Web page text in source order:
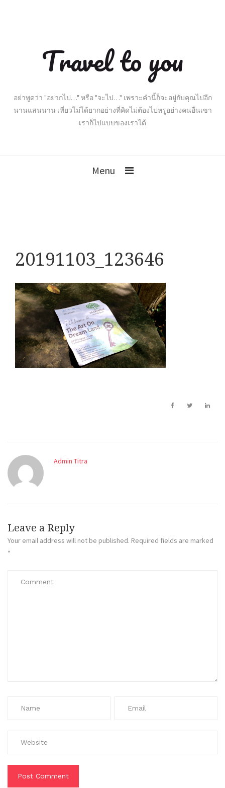
Travel to you
อย่าพูดว่า "อยากไป…" หรือ "จะไป…" เพราะคำนี้ก็จะอยู่กับคุณไปอีก
นานแสนนาน เที่ยวไม่ได้ยากอย่างที่คิดไม่ต้องไปหรูอย่างคนอื่นเขา
เราก็ไปแบบของเราได้
Menu
20191103_123646
Admin Titra
Leave a Reply
Your email address will not be published. Required fields are marked
*